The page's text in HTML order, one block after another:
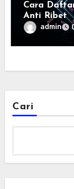
Cara
Anti Ribet
admin
Cari